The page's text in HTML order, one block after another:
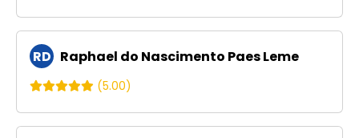
RD Raphael do Nascimento Paes Leme
(5.00)